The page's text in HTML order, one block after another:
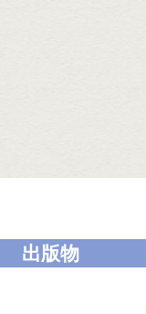
出版物